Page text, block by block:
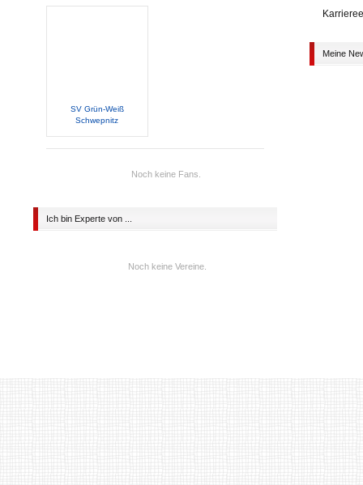
SV Grün-Weiß
Schwepnitz
Noch keine Fans.
Ich bin Experte von ...
Noch keine Vereine.
Meine